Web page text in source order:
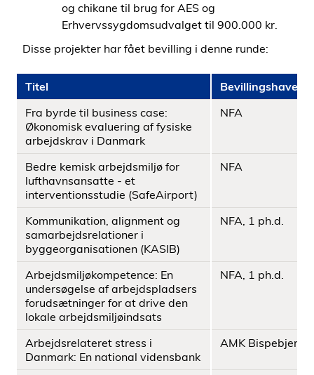
og chikane til brug for AES og
Erhvervssygdomsudvalget til 900.000 kr.
Disse projekter har fået bevilling i denne runde:
Titel
Bevillingshaver
Fra byrde til business case:
Økonomisk evaluering af fysiske
arbejdskrav i Danmark
NFA
Bedre kemisk arbejdsmiljø for
lufthavnsansatte - et
interventionsstudie (SafeAirport)
NFA
Kommunikation, alignment og
samarbejdsrelationer i
byggeorganisationen (KASIB)
NFA, 1 ph.d.
Arbejdsmiljøkompetence: En
undersøgelse af arbejdspladsers
forudsætninger for at drive den
lokale arbejdsmiljøindsats
NFA, 1 ph.d.
Arbejdsrelateret stress i
Danmark: En national vidensbank
AMK Bispebjerg